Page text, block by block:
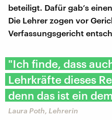
beteiligt. Dafür gab’s
Die Lehrer zogen vor
Verfassungsgericht
"Ich finde, dass
Lehrkräfte dieses
denn das ist ein
Laura Poth, Lehrerin